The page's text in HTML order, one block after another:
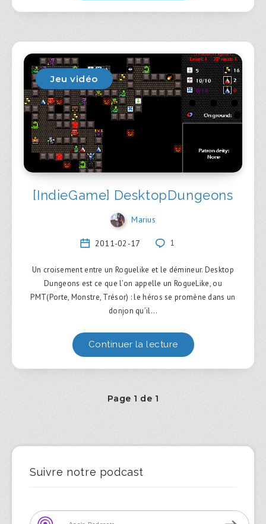
Jeu vidéo
[IndieGame] DesktopDungeons
Marius
2011-02-17 1
Un croisement entre un Roguelike et le démineur. Desktop
Dungeons est ce que l’on appelle un RogueLike, ou
PMT(Porte, Monstre, Trésor) : le héros se promène dans un
donjon qu’il…
Continuer la lecture
Page 1 de 1
Suivre notre podcast